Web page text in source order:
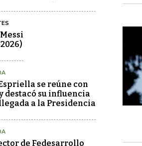
se reúne con
destacó su influencia
a la Presidencia
de Fedesarrollo